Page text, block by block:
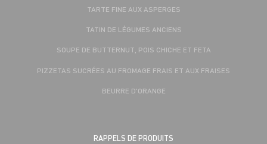
TARTE FINE AUX ASPERGES
TATIN DE LÉGUMES ANCIENS
SOUPE DE BUTTERNUT, POIS CHICHE ET FETA
PIZZETAS SUCRÉES AU FROMAGE FRAIS ET AUX FRAISES
BEURRE D'ORANGE
RAPPELS DE PRODUITS